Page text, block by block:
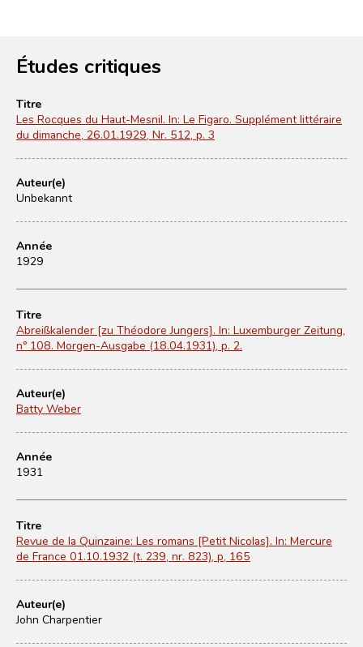
Études critiques
Titre
Les Rocques du Haut-Mesnil. In: Le Figaro. Supplément littéraire
du dimanche, 26.01.1929, Nr. 512, p. 3
Auteur(e)
Unbekannt
Année
1929
Titre
Abreißkalender [zu Théodore Jungers]. In: Luxemburger Zeitung,
nº 108. Morgen-Ausgabe (18.04.1931), p. 2.
Auteur(e)
Batty Weber
Année
1931
Titre
Revue de la Quinzaine: Les romans [Petit Nicolas]. In: Mercure
de France 01.10.1932 (t. 239, nr. 823), p, 165
Auteur(e)
John Charpentier